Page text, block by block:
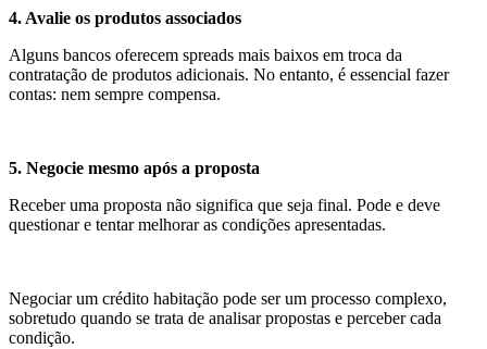
4. Avalie os produtos associados
Alguns bancos oferecem spreads mais baixos em troca da
contratação de produtos adicionais. No entanto, é essencial fazer
contas: nem sempre compensa.
5. Negocie mesmo após a proposta
Receber uma proposta não significa que seja final. Pode e deve
questionar e tentar melhorar as condições apresentadas.
Negociar um crédito habitação pode ser um processo complexo,
sobretudo quando se trata de analisar propostas e perceber cada
condição.